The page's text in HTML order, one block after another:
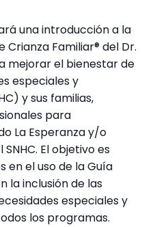
una introducción a la
Familiar® del Dr.
mejorar el bienestar de
especiales y
y sus familias,
para
La Esperanza y/o
El objetivo es
en el uso de la Guía
la inclusión de las
especiales y
los programas.